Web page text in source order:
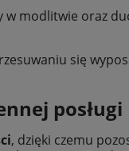
modlitwie oraz
się
posługi
, dzięki czemu